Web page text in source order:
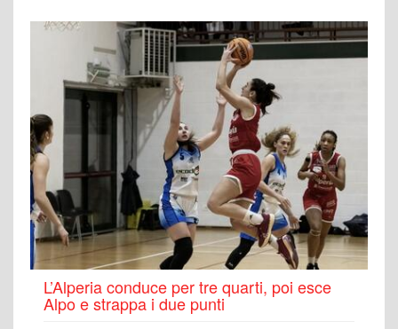
L’Alperia conduce per tre quarti, poi esce
Alpo e strappa i due punti